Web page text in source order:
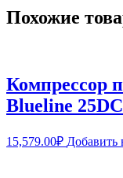
Похожие
Компрессор
Blueline
15,579.00₽ Добавить